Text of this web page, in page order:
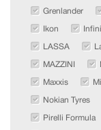
Grenlander
Ikon
LASSA
MAZZINI
Maxxis
Nokian Tyres
Pirelli Formula